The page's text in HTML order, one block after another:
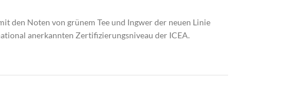
den Noten von grünem Tee und Ingwer der neuen Linie
anerkannten Zertifizierungsniveau der ICEA.